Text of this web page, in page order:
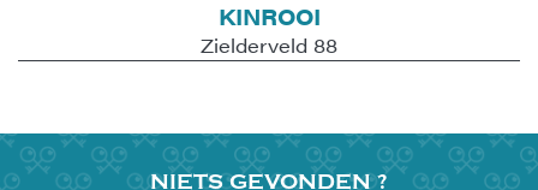
KINROOI
Zielderveld 88
NIETSGEVONDEN ?